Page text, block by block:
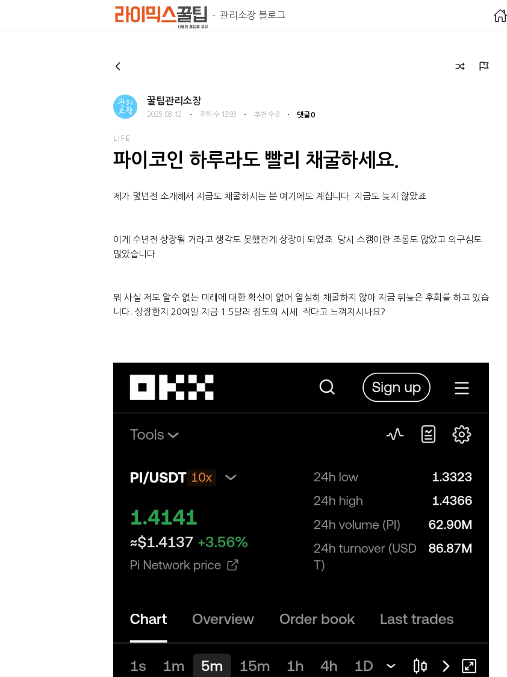
관리소장 블로그
꿀팁관리소장
2025.03.12 ・ 조회 수 1393 ・ 추천 수 8 ・ 댓글 0
LIFE
파이코인 하루라도 빨리 채굴하세요.
제가 몇년전 소개해서 지금도 채굴하시는 분 여기에도 계십니다. 지금도 늦지 않았죠.
이게 수년전 상장될 거라고 생각도 못했건게 상장이 되었죠. 당시 스캠이란 조롱도 많았고 의구심도
많았습니다.
뭐 사실 저도 알수 없는 미래에 대한 확신이 없어 열심히 채굴하지 않아 지금 뒤늦은 후회를 하고 있습
니다. 상장한지 20여일 지금 1.5달러 정도의 시세. 작다고 느껴지시나요?